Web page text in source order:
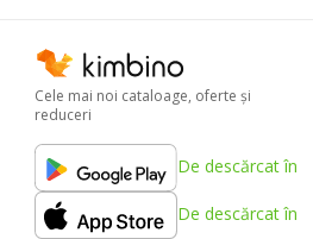
Cele mai noi cataloage, oferte şi
reduceri
De descărcat în
De descărcat în